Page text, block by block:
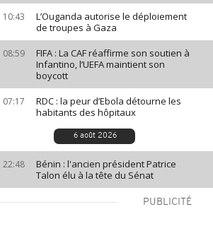
10:43
L’Ouganda autorise le déploiement
de troupes à Gaza
08:59
FIFA : La CAF réaffirme son soutien à
Infantino, l’UEFA maintient son
boycott
07:17
RDC : la peur d’Ebola détourne les
habitants des hôpitaux
6 août 2026
22:48
Bénin : l'ancien président Patrice
Talon élu à la tête du Sénat
PUBLICITÉ